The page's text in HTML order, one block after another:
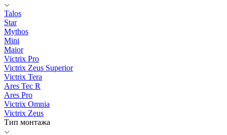
Talos
Star
Mythos
Mini
Maior
Victrix Pro
Victrix Zeus Superior
Victrix Tera
Ares Tec R
Ares Pro
Victrix Omnia
Victrix Zeus
Тип монтажа